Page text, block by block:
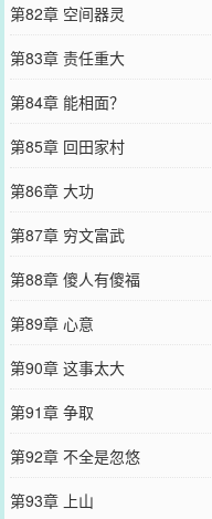
第82章 空间器灵
第83章 责任重大
第84章 能相面？
第85章 回田家村
第86章 大功
第87章 穷文富武
第88章 傻人有傻福
第89章 心意
第90章 这事太大
第91章 争取
第92章 不全是忽悠
第93章 上山